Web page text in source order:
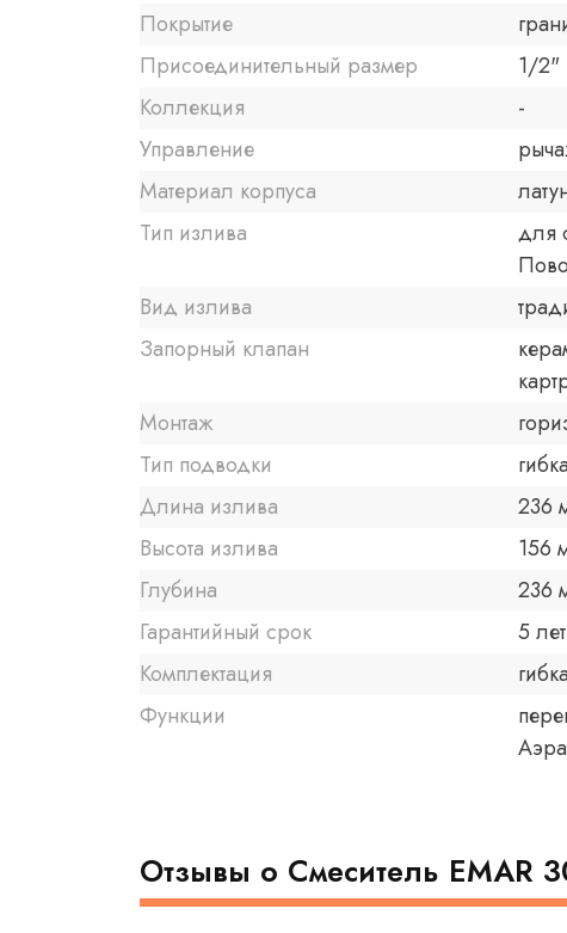
Покрытие
Присоединительный размер
1/2"
Коллекция
-
Управление
Материал корпуса
Тип излива
для
Вид излива
Запорный клапан
Монтаж
Тип подводки
Длина излива
236
Высота излива
156
Глубина
236
Гарантийный срок
5 лет
Комплектация
Функции
Отзывы о Смеситель EMAR